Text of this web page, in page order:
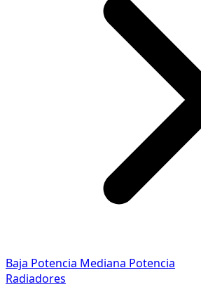
Baja Potencia Mediana Potencia
Radiadores